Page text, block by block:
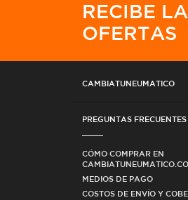
RECIBE
OFERTAS
CAMBIATUNEUMATICO
PREGUNTAS FRECUENTES
CÓMO COMPRAR EN
MEDIOS DE PAGO
COSTOS DE ENVÍO Y